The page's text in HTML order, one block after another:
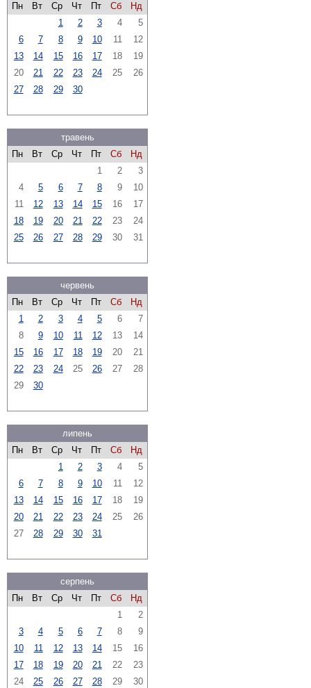
Пн
Вт Ср Чт Пт Сб
Нд
1
2 3 4
5
6
7 8 9 10 11
12
13
14 15 16 17 18
19
20
21 22 23 24 25
26
27
28 29 30
травень
Пн
Вт Ср Чт Пт Сб
Нд
1
2
3
4
5 6 7 8 9
10
11
12 13 14 15 16
17
18
19 20 21 22 23
24
25
26 27 28 29 30 31
червень
Пн
Вт Ср Чт Пт Сб
Нд
1
2 3 4 5 6
7
8
9 10 11 12 13
14
15
16 17 18 19 20
21
22
23 24 25 26 27
28
29
30
липень
Пн
Вт Ср Чт Пт Сб
Нд
1
2 3 4
5
6
7 8 9 10 11
12
13
14 15 16 17 18
19
20
21 22 23 24 25
26
27
28 29 30 31
серпень
Пн
Вт Ср Чт Пт Сб
Нд
1
2
3
4 5 6 7 8
9
10
11 12 13 14 15
16
17
18 19 20 21 22
23
24
25 26 27 28 29 30